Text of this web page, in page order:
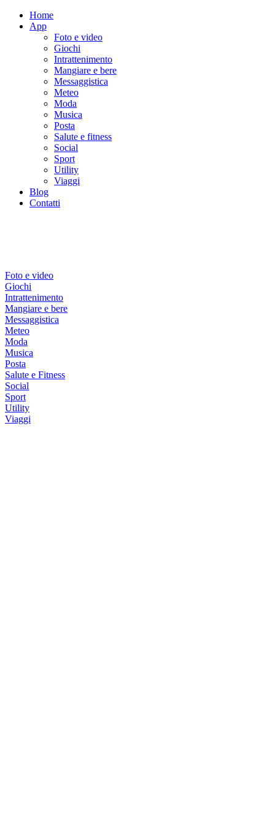
Home
App
Foto e video
Giochi
Intrattenimento
Mangiare e bere
Messaggistica
Meteo
Moda
Musica
Posta
Salute e fitness
Social
Sport
Utility
Viaggi
Blog
Contatti
Foto e video
Giochi
Intrattenimento
Mangiare e bere
Messaggistica
Meteo
Moda
Musica
Posta
Salute e Fitness
Social
Sport
Utility
Viaggi